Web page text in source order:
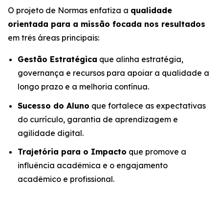
O projeto de Normas enfatiza a qualidade
orientada para a missão focada nos resultados
em três áreas principais:
Gestão Estratégica que alinha estratégia,
governança e recursos para apoiar a qualidade a
longo prazo e a melhoria contínua.
Sucesso do Aluno que fortalece as expectativas
do currículo, garantia de aprendizagem e
agilidade digital.
Trajetória para o Impacto que promove a
influência acadêmica e o engajamento
acadêmico e profissional.